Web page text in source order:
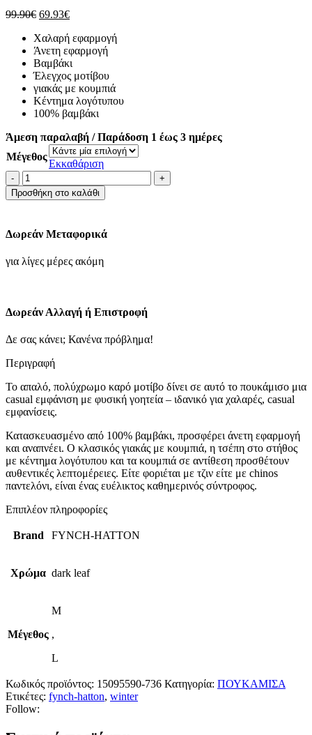
99.90€ Original
was:
99.90€.
69.93€Η
τιμή
είναι:
69.93€.
Χαλαρή εφαρμογή
Άνετη εφαρμογή
Βαμβάκι
Έλεγχος μοτίβου
γιακάς με κουμπιά
Κέντημα λογότυπου
100% βαμβάκι
Άμεση παραλαβή / Παράδοση 1 έως 3 ημέρες
Μέγεθος
Εκκαθάριση
Βαμβακερό
πουκάμισο
με
καρό
σχέδιο
γιακά
Προσθήκη στο καλάθι
Δωρεάν Μεταφορικά
για λίγες μέρες ακόμη
Δωρεάν Αλλαγή ή Επιστροφή
Δε σας κάνει; Κανένα πρόβλημα!
Περιγραφή
Το απαλό, πολύχρωμο καρό μοτίβο δίνει σε αυτό το πουκάμισο μια
casual εμφάνιση με φυσική γοητεία – ιδανικό για χαλαρές, casual
εμφανίσεις.
Κατασκευασμένο από 100% βαμβάκι, προσφέρει άνετη εφαρμογή
και αναπνέει. Ο κλασικός γιακάς με κουμπιά, η τσέπη στο στήθος
με κέντημα λογότυπου και τα κουμπιά σε αντίθεση προσθέτουν
αυθεντικές λεπτομέρειες. Είτε φοριέται με τζιν είτε με chinos
παντελόνι, είναι ένας ευέλικτος καθημερινός σύντροφος.
Επιπλέον πληροφορίες
Brand FYNCH-HATTON
Χρώμα dark leaf
Μέγεθος
M
,
L
Κωδικός προϊόντος: 15095590-736 Κατηγορία: ΠΟΥΚΑΜΙΣΑ
Ετικέτες: fynch-hatton, winter
Follow: